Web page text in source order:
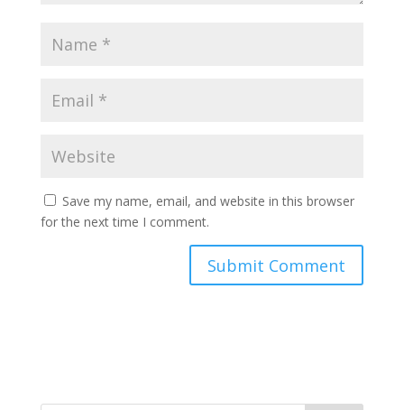
Save my name, email, and website in this browser
for the next time I comment.